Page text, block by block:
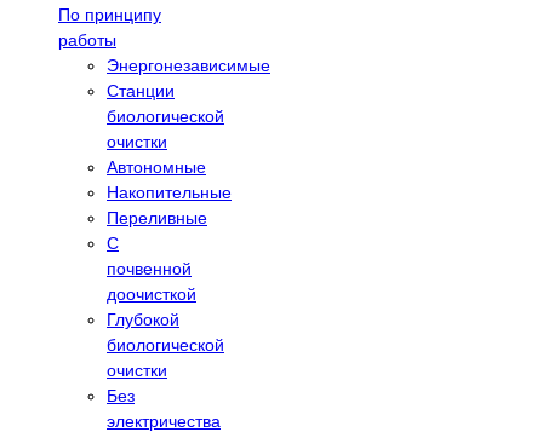
По принципу
работы
Энергонезависимые
Станции
биологической
очистки
Автономные
Накопительные
Переливные
С
почвенной
доочисткой
Глубокой
биологической
очистки
Без
электричества